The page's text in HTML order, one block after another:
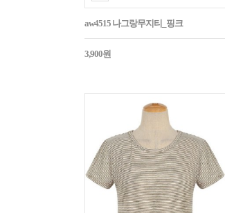
aw4515 나그랑무지티_핑크
3,900원